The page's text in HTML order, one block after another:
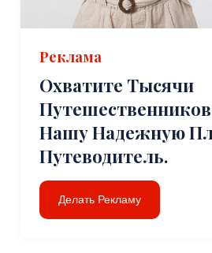
Реклама
Охватите Тысячи
Нашу Надежную
Путеводитель.
Делать Рекламу